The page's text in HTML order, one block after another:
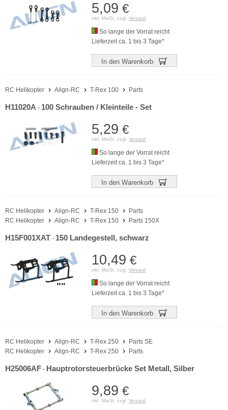
5,09 €
inkl. MwSt. zzgl. Versand
So lange der Vorrat reicht
Lieferzeit ca. 1 bis 3 Tage*
In den Warenkorb
RC Helikopter Align-RC T-Rex 100 Parts
H11020A - 100 Schrauben / Kleinteile - Set
5,29 €
inkl. MwSt. zzgl. Versand
So lange der Vorrat reicht
Lieferzeit ca. 1 bis 3 Tage*
In den Warenkorb
RC Helikopter Align-RC T-Rex 150
Parts
RC Helikopter
Align-RC T-Rex 150 Parts 150X
H15F001XAT - 150 Landegestell, schwarz
10,49 €
inkl. MwSt. zzgl. Versand
So lange der Vorrat reicht
Lieferzeit ca. 1 bis 3 Tage*
In den Warenkorb
RC Helikopter Align-RC T-Rex 250
Parts SE
RC Helikopter
Align-RC T-Rex 250 Parts
H25006AF - Hauptrotorsteuerbrücke Set Metall, Silber
9,89 €
inkl. MwSt. zzgl. Versand